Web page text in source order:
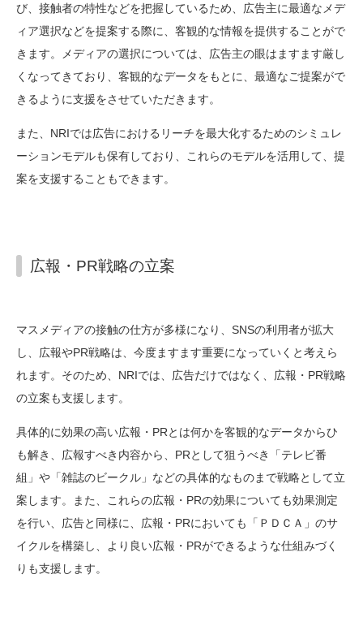
び、接触者の特性などを把握しているため、広告主に最適なメデ
ィア選択などを提案する際に、客観的な情報を提供することがで
きます。メディアの選択については、広告主の眼はますます厳し
くなってきており、客観的なデータをもとに、最適なご提案がで
きるように支援をさせていただきます。
また、NRIでは広告におけるリーチを最大化するためのシミュレ
ーションモデルも保有しており、これらのモデルを活用して、提
案を支援することもできます。
広報・PR戦略の立案
マスメディアの接触の仕方が多様になり、SNSの利用者が拡大
し、広報やPR戦略は、今度ますます重要になっていくと考えら
れます。そのため、NRIでは、広告だけではなく、広報・PR戦略
の立案も支援します。
具体的に効果の高い広報・PRとは何かを客観的なデータからひ
も解き、広報すべき内容から、PRとして狙うべき「テレビ番
組」や「雑誌のビークル」などの具体的なものまで戦略として立
案します。また、これらの広報・PRの効果についても効果測定
を行い、広告と同様に、広報・PRにおいても「ＰＤＣＡ」のサ
イクルを構築し、より良い広報・PRができるような仕組みづく
りも支援します。